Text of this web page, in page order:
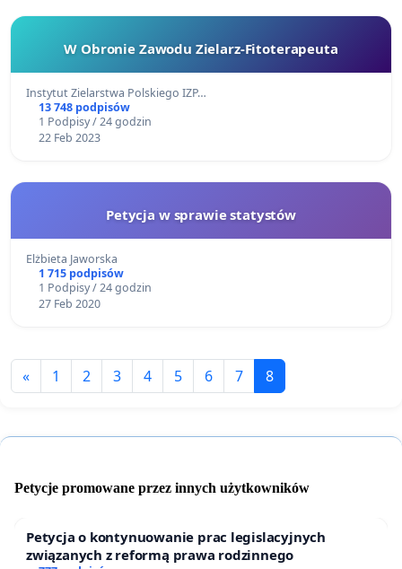
W Obronie Zawodu Zielarz-Fitoterapeuta
Instytut Zielarstwa Polskiego IZP…
13 748 podpisów
1 Podpisy / 24 godzin
22 Feb 2023
Petycja w sprawie statystów
Elżbieta Jaworska
1 715 podpisów
1 Podpisy / 24 godzin
27 Feb 2020
« 1 2 3 4 5 6 7 8
Petycje promowane przez innych użytkowników
Petycja o kontynuowanie prac legislacyjnych
związanych z reformą prawa rodzinnego